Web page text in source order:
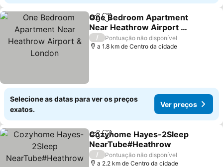
PartilharAdicionar aos favoritos
One Bedroom Apartment
Near Heathrow Airport &
London
Ver preços
/
Pontuação não disponível
a 1.8 km de Centro da cidade
Selecione as datas para ver os preços
exatos.
Ver preços
PartilharAdicionar aos favoritos
Cozyhome Hayes-2Sleep
NearTube#Heathrow
Ver preços
/
Pontuação não disponível
a 2.2 km de Centro da cidade